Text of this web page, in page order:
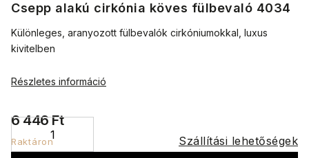
Csepp alakú cirkónia köves fülbevaló 4034
6 446 Ft
Raktáron Szállítási lehetőségek
Különleges, aranyozott fülbevalók cirkóniumokkal, luxus
kivitelben
Részletes információ